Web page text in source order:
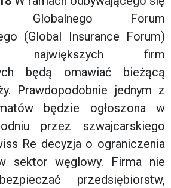
Forum
(Global Insurance Forum)
największych firm
będą omawiać bieżącą
Prawdopodobnie jednym z
będzie ogłoszona w
przez szwajcarskiego
Re decyzja o ograniczenia
sektor węglowy. Firma nie
przedsiębiorstw,